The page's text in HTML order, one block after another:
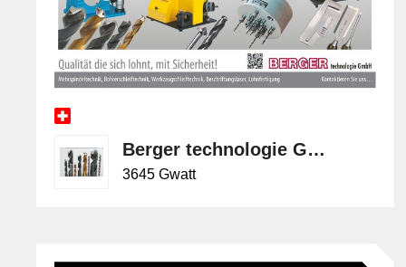
Berger technologie GmbH
3645 Gwatt